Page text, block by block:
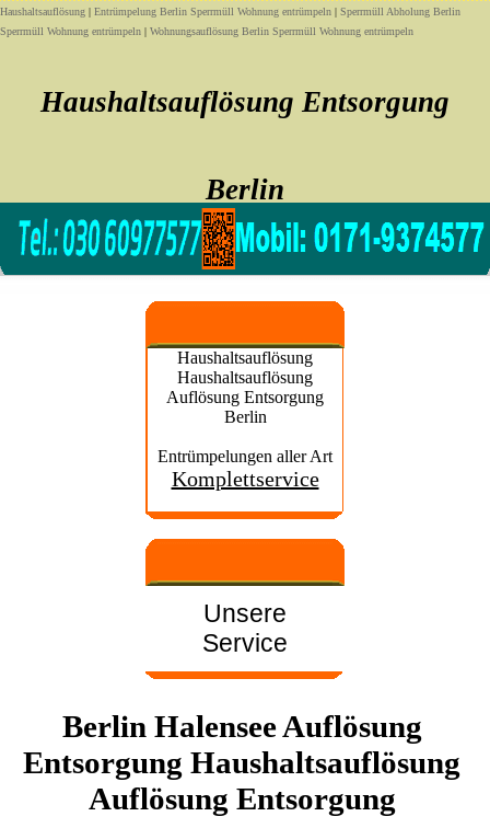
Haushaltsauflösung | Entrümpelung Berlin Sperrmüll Wohnung entrümpeln | Sperrmüll Abholung Berlin
Sperrmüll Wohnung entrümpeln | Wohnungsauflösung Berlin Sperrmüll Wohnung entrümpeln
Haushaltsauflösung Entsorgung
Berlin
Sofort noch heute Haushaltsauflösung Entsorgung
Haushaltsauflösung
Haushaltsauflösung
Auflösung Entsorgung
Berlin
Entrümpelungen aller Art
Komplettservice
Unsere
Service
Berlin Halensee Auflösung
Entsorgung Haushaltsauflösung
Auflösung Entsorgung